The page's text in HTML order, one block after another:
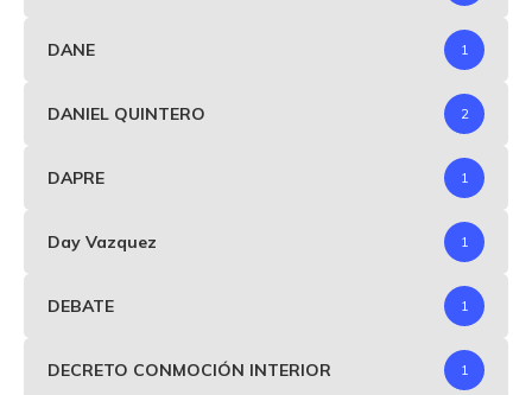
DANE 1
DANIEL QUINTERO 2
DAPRE 1
Day Vazquez 1
DEBATE 1
DECRETO CONMOCIÓN INTERIOR 1